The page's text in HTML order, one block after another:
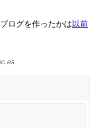
ログを作ったかは以前